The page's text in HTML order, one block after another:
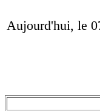
Aujourd'hui, le